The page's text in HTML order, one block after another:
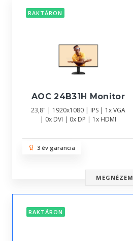
RAKTÁRON
AOC 24B31H Monitor
23,8" | 1920x1080 | IPS | 1x VGA
| 0x DVI | 0x DP | 1x HDMI
3 év garancia
MEGNÉZEM
RAKTÁRON